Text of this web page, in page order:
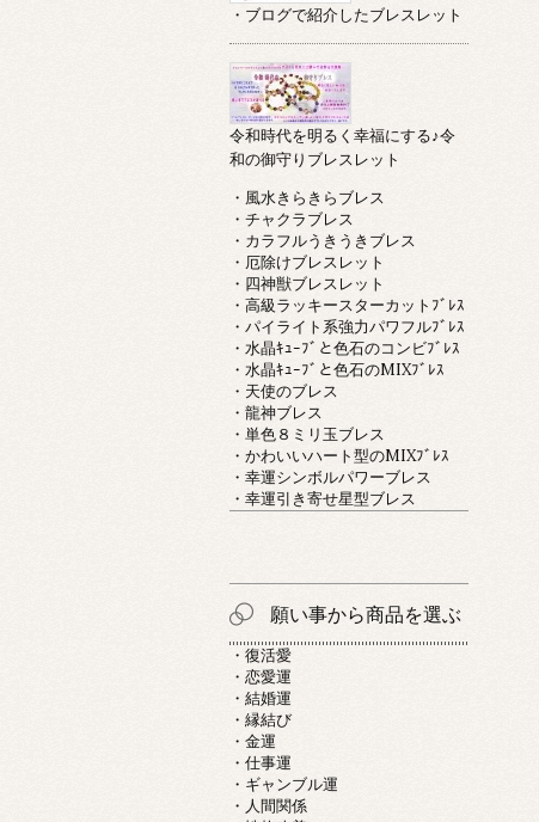
・ブログで紹介したブレスレット
令和時代を明るく幸福にする♪令
和の御守りブレスレット
・風水きらきらブレス
・チャクラブレス
・カラフルうきうきブレス
・厄除けブレスレット
・四神獣ブレスレット
・高級ラッキースターカットﾌﾞﾚｽ
・パイライト系強力パワフルﾌﾞﾚｽ
・水晶ｷｭｰﾌﾞと色石のコンビﾌﾞﾚｽ
・水晶ｷｭｰﾌﾞと色石のMIXﾌﾞﾚｽ
・天使のブレス
・龍神ブレス
・単色８ミリ玉ブレス
・かわいいハート型のMIXﾌﾞﾚｽ
・幸運シンボルパワーブレス
・幸運引き寄せ星型ブレス
願い事から商品を選ぶ
・復活愛
・恋愛運
・結婚運
・縁結び
・金運
・仕事運
・ギャンブル運
・人間関係